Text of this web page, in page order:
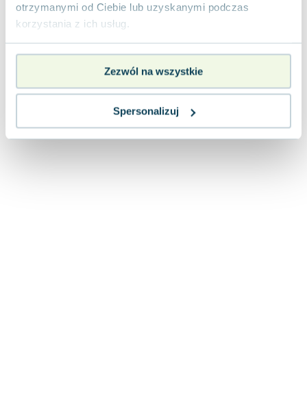
otrzymanymi od Ciebie lub uzyskanymi podczas
korzystania z ich usług.
Zezwól na wszystkie
Spersonalizuj